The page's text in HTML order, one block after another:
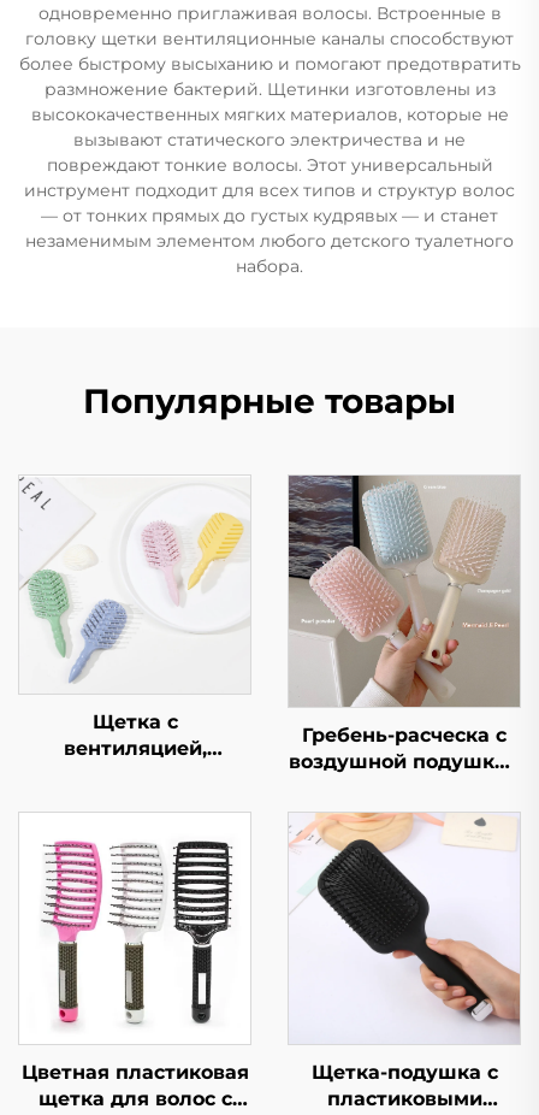
одновременно приглаживая волосы. Встроенные в
головку щетки вентиляционные каналы способствуют
более быстрому высыханию и помогают предотвратить
размножение бактерий. Щетинки изготовлены из
высококачественных мягких материалов, которые не
вызывают статического электричества и не
повреждают тонкие волосы. Этот универсальный
инструмент подходит для всех типов и структур волос
— от тонких прямых до густых кудрявых — и станет
незаменимым элементом любого детского туалетного
набора.
Популярные товары
Щетка с
вентиляцией,
волос, не
запутывающиеся,
легкие,
антистатические
щетки для волос
Гребень-расческа с
воздушной подушкой
принцессы для
девочек портативный
пушистый гребень в
форме сердца с
большой массажной
воздушной подушкой
для ежедневного
использования
Цветная пластиковая
щетка для волос с
Щетка-подушка с
пластиковыми